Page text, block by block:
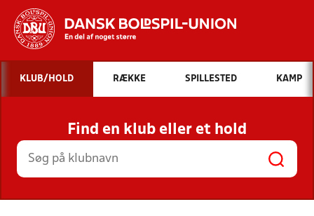
Hvad vil du søge efter?
INDHOLD OG NYHEDER
STILLINGER, RESULTATER, KLUBBER OG
HOLD
KLUB/HOLD RÆKKE SPILLESTED KAMP
Find en klub eller et hold